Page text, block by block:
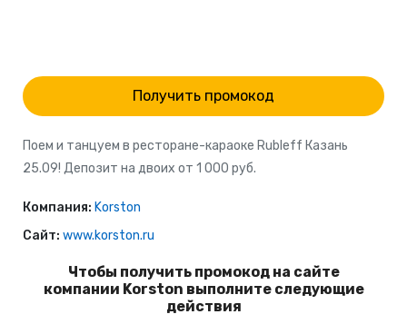
Получить промокод
Поем и танцуем в ресторане-караоке Rubleff Казань
25.09! Депозит на двоих от 1 000 руб.
Компания: Korston
Сайт: www.korston.ru
Чтобы получить промокод на сайте
компании Korston выполните следующие
действия